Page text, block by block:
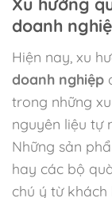
Xu hướng
doanh
Hiện nay, xu
doanh nghiệp
trong những
nguyên liệu tự
Những sản
hay các bộ
chú ý từ khách